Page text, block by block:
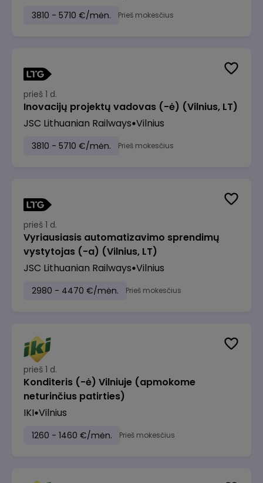
3810 - 5710 €/mėn. Prieš mokesčius
prieš 1 d.
Inovacijų projektų vadovas (-ė) (Vilnius, LT)
JSC Lithuanian Railways Vilnius
3810 - 5710 €/mėn. Prieš mokesčius
prieš 1 d.
Vyriausiasis automatizavimo sprendimų
vystytojas (-a) (Vilnius, LT)
JSC Lithuanian Railways Vilnius
2980 - 4470 €/mėn. Prieš mokesčius
prieš 1 d.
Konditeris (-ė) Vilniuje (apmokome
neturinčius patirties)
IKI Vilnius
1260 - 1460 €/mėn. Prieš mokesčius